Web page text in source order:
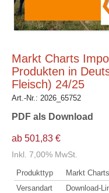
Markt Charts
Produkten in
Fleisch) 24/25
Art.-Nr.: 2026_65752
PDF als Download
ab 501,83 €
Inkl. 7,00% MwSt.
Produkttyp
Markt
Versandart
Download-